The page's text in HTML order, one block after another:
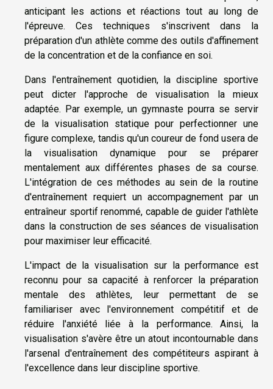
anticipant les actions et réactions tout au long de
l'épreuve. Ces techniques s'inscrivent dans la
préparation d'un athlète comme des outils d'affinement
de la concentration et de la confiance en soi.
Dans l'entraînement quotidien, la discipline sportive
peut dicter l'approche de visualisation la mieux
adaptée. Par exemple, un gymnaste pourra se servir
de la visualisation statique pour perfectionner une
figure complexe, tandis qu'un coureur de fond usera de
la visualisation dynamique pour se préparer
mentalement aux différentes phases de sa course.
L'intégration de ces méthodes au sein de la routine
d'entraînement requiert un accompagnement par un
entraîneur sportif renommé, capable de guider l'athlète
dans la construction de ses séances de visualisation
pour maximiser leur efficacité.
L'impact de la visualisation sur la performance est
reconnu pour sa capacité à renforcer la préparation
mentale des athlètes, leur permettant de se
familiariser avec l'environnement compétitif et de
réduire l'anxiété liée à la performance. Ainsi, la
visualisation s'avère être un atout incontournable dans
l'arsenal d'entraînement des compétiteurs aspirant à
l'excellence dans leur discipline sportive.